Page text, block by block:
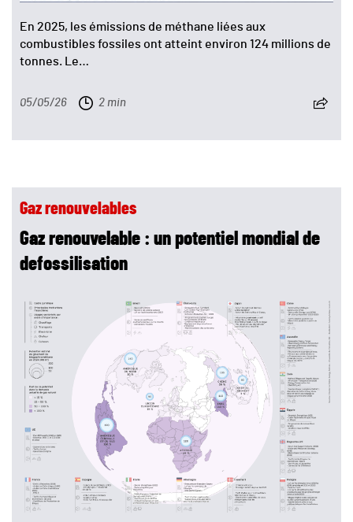
En 2025, les émissions de méthane liées aux
combustibles fossiles ont atteint environ 124 millions de
tonnes. Le…
05/05/26 2 min
Gaz renouvelables
Gaz renouvelable : un potentiel mondial de
defossilisation